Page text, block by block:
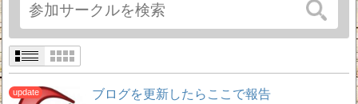
ブログを更新したらここで報告